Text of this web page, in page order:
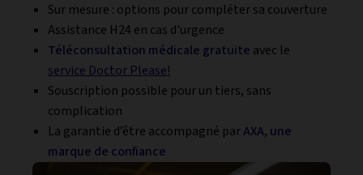
Sur mesure : options pour compléter sa couverture
Assistance H24 en cas d'urgence
Téléconsultation médicale gratuite avec le
service Doctor Please!
Souscription possible pour un tiers, sans
complication
La garantie d’être accompagné parAXA, une
marque de confiance